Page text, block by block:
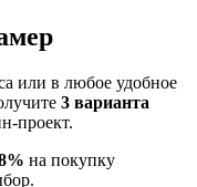
или в любое удобное
3 варианта
проект.
на покупку